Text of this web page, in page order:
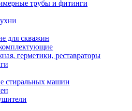
трубы и фитинги
для скважин
герметики, реставраторы
стиральных машин